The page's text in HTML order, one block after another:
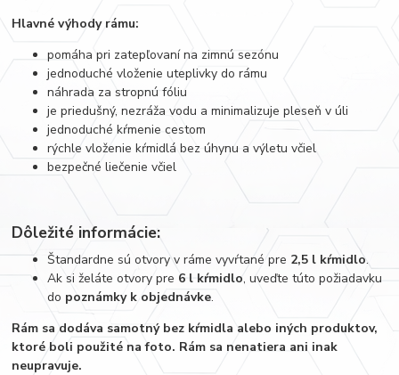
Hlavné výhody rámu:
pomáha pri zatepľovaní na zimnú sezónu
jednoduché vloženie uteplivky do rámu
náhrada za stropnú fóliu
je priedušný, nezráža vodu a minimalizuje pleseň v úli
jednoduché kŕmenie cestom
rýchle vloženie kŕmidlá bez úhynu a výletu včiel
bezpečné liečenie včiel
Dôležité informácie:
Štandardne sú otvory v ráme vyvŕtané pre 2,5 l kŕmidlo.
Ak si želáte otvory pre 6 l kŕmidlo, uveďte túto požiadavku
do poznámky k objednávke.
Rám sa dodáva samotný bez kŕmidla alebo iných produktov,
ktoré boli použité na foto. Rám sa nenatiera ani inak
neupravuje.